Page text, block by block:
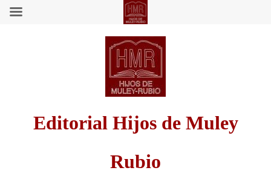
Editorial Hijos de Muley
Rubio